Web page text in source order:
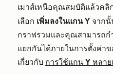
เมาส์เหนือคุณสมบัติแล้วคลิ
เลือก เพิ่มลงในแกน Y จากนั้
กราฟรวมและคุณสามารถ
แยกกันได้ภายในการตั้งค่า
เกี่ยวกับ การใช้แกน Y หลา